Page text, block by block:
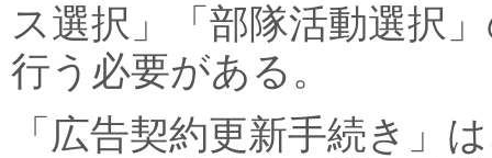
ス選択」「部隊活動選択
行う必要がある。
「広告契約更新手続き」